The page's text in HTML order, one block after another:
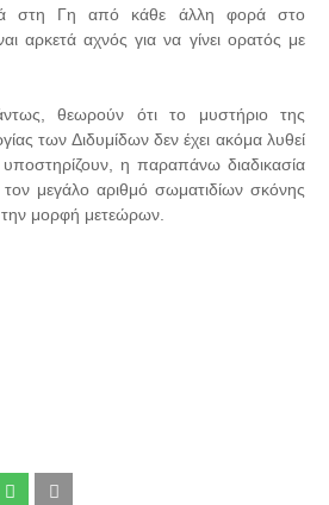
στη Γη από κάθε άλλη φορά στο
αρκετά αχνός για να γίνει ορατός με
θεωρούν ότι το μυστήριο της
των Διδυμίδων δεν έχει ακόμα λυθεί
η παραπάνω διαδικασία
τον μεγάλο αριθμό σωματιδίων σκόνης
μορφή μετεώρων.